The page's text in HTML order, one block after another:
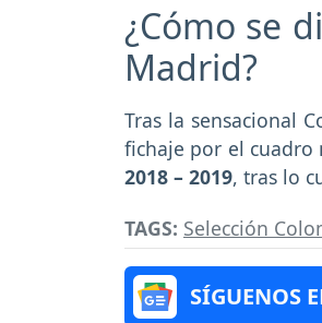
¿Cómo se
Madrid?
Tras la sensacional
fichaje por el
2018 – 2019, tras lo
TAGS: Selección
SÍGUENOS